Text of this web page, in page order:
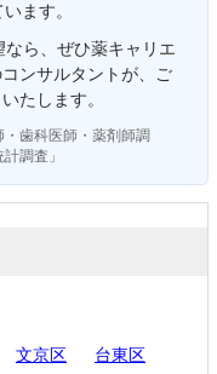
ます。
ら、ぜひ薬キャリエ
ンサルタントが、ご
たします。
歯科医師・薬剤師調
調査」
文京区 台東区